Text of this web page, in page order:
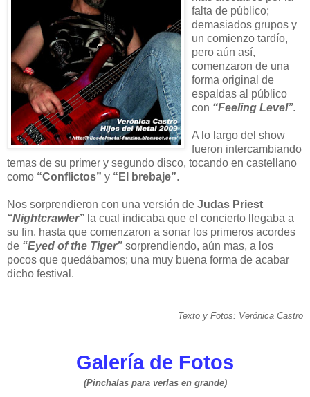
falta de público;
demasiados grupos y
un comienzo tardío,
pero aún así,
comenzaron de una
forma original de
espaldas al público
con “Feeling Level’’.
A lo largo del show
fueron intercambiando
temas de su primer y segundo disco, tocando en castellano
como “Conflictos” y “El brebaje”.
Nos sorprendieron con una versión de Judas Priest
“Nightcrawler” la cual indicaba que el concierto llegaba a
su fin, hasta que comenzaron a sonar los primeros acordes
de “Eyed of the Tiger” sorprendiendo, aún mas, a los
pocos que quedábamos; una muy buena forma de acabar
dicho festival.
Texto y Fotos: Verónica Castro
Galería de Fotos
(Pinchalas para verlas en grande)